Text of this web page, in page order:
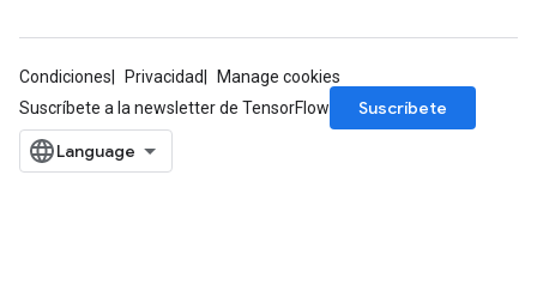
Condiciones Privacidad
Manage cookies
Suscríbete a la newsletter de TensorFlow
Suscríbete